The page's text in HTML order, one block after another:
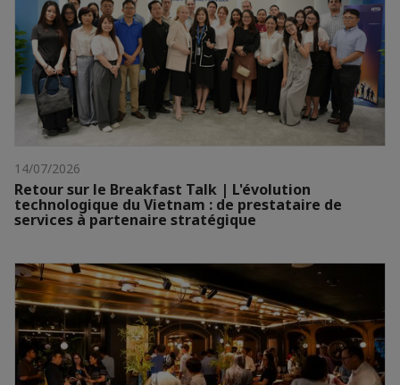
14/07/2026
Retour sur le Breakfast Talk | L'évolution
technologique du Vietnam : de prestataire de
services à partenaire stratégique